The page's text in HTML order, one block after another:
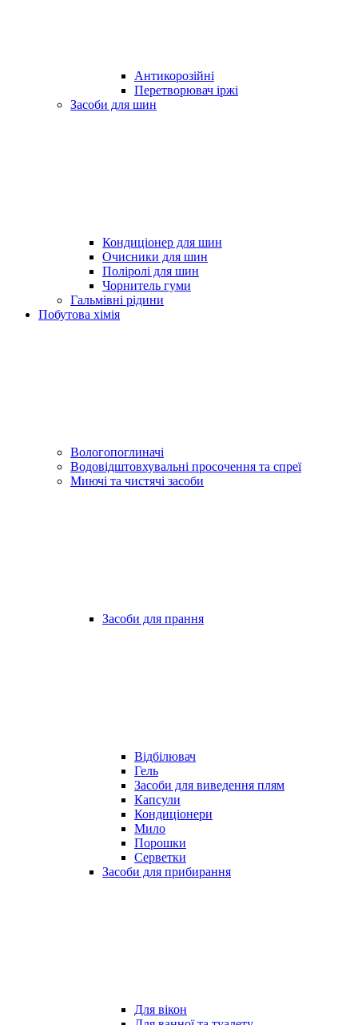
Антикорозійні
Перетворювач іржі
Засоби для шин
Кондиціонер для шин
Очисники для шин
Поліролі для шин
Чорнитель гуми
Гальмівні рідини
Побутова хімія
Вологопоглиначі
Водовідштовхувальні просочення та спреї
Миючі та чистячі засоби
Засоби для прання
Відбілювач
Гель
Засоби для виведення плям
Капсули
Кондиціонери
Мило
Порошки
Серветки
Засоби для прибирання
Для вікон